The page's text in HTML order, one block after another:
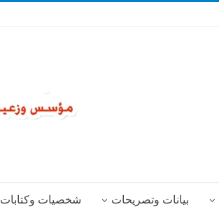
بيانات وتصريحات شخصيات وكتابات